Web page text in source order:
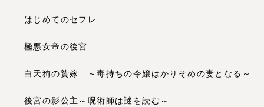
はじめてのセフレ
極悪女帝の後宮
白天狗の贄嫁 ～毒持ちの令嬢はかりそめの妻となる～
後宮の影公主～呪術師は謎を読む～